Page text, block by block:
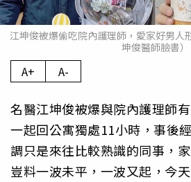
江坤俊被爆偷吃院內護理師，愛家好男人
坤俊醫師臉書）
A+ A-
名醫江坤俊被爆與院內護理師
一起回公寓獨處11小時，事後
調只是來往比較熟識的同事，
豈料一波未平，一波又起，今